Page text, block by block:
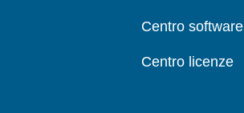
Centro software
Centro licenze